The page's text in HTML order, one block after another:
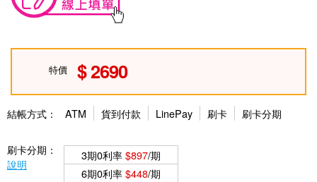
特價 2690
結帳方式： ATM 貨到付款 LinePay 刷卡 刷卡分期
刷卡分期：
說明
3期0利率$897/期
6期0利率$448/期